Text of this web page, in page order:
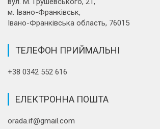
м. Івано-Франківськ,
Івано-Франківська область, 76015
ТЕЛЕФОН ПРИЙМАЛЬНІ
+38 0342 552 616
ЕЛЕКТРОННА ПОШТА
orada.if@gmail.com